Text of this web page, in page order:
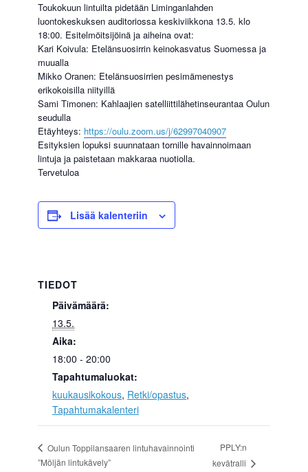
Toukokuun lintuilta pidetään Liminganlahden
luontokeskuksen auditoriossa keskiviikkona 13.5. klo
18:00. Esitelmöitsijöinä ja aiheina ovat:
Kari Koivula: Etelänsuosirrin keinokasvatus Suomessa ja
muualla
Mikko Oranen: Etelänsuosirrien pesimämenestys
erikokoisilla niityillä
Sami Timonen: Kahlaajien satelliittilähetinseurantaa Oulun
seudulla
Etäyhteys: https://oulu.zoom.us/j/62997040907
Esityksien lopuksi suunnataan tornille havainnoimaan
lintuja ja paistetaan makkaraa nuotiolla.
Tervetuloa
Lisää kalenteriin
TIEDOT
Päivämäärä:
13.5.
Aika:
18:00 - 20:00
Tapahtumaluokat:
kuukausikokous, Retki/opastus,
Tapahtumakalenteri
Oulun Toppilansaaren lintuhavainnointi
”Möljän lintukävely”
PPLY:n
kevätralli